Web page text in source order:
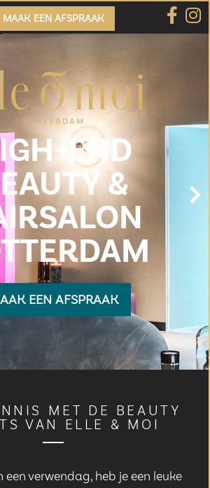
MAAK EEN AFSPRAAK
END
&
EEN AFSPRAAK
MET DE BEAUTY
VAN ELLE & MOI
een verwendag, heb je een leuke